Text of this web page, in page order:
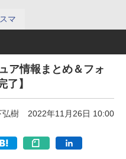
マ
ア情報まとめ＆フォ
了】
弘樹 2022年11月26日 10:00